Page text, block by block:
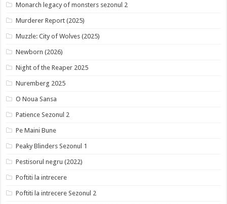
Monarch legacy of monsters sezonul 2
Murderer Report (2025)
Muzzle: City of Wolves (2025)
Newborn (2026)
Night of the Reaper 2025
Nuremberg 2025
O Noua Sansa
Patience Sezonul 2
Pe Maini Bune
Peaky Blinders Sezonul 1
Pestisorul negru (2022)
Poftiti la intrecere
Poftiti la intrecere Sezonul 2